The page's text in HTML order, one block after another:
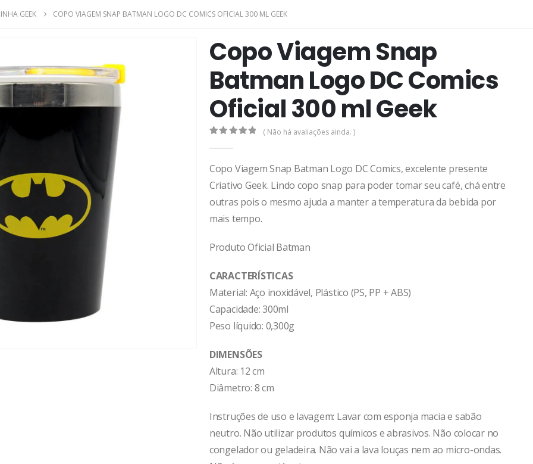
GEEK COPO VIAGEM SNAP BATMAN LOGO DC COMICS OFICIAL 300 ML GEEK
Copo Viagem Snap
Batman Logo DC Comics
Oficial 300 ml Geek
( Não há avaliações ainda. )
Copo Viagem Snap Batman Logo DC Comics, excelente presente
Criativo Geek. Lindo copo snap para poder tomar seu café, chá entre
outras pois o mesmo ajuda a manter a temperatura da bebida por
mais tempo.
Produto Oficial Batman
CARACTERÍSTICAS
Material: Aço inoxidável, Plástico (PS, PP + ABS)
Capacidade: 300ml
Peso líquido: 0,300g
DIMENSÕES
Altura: 12 cm
Diâmetro: 8 cm
Instruções de uso e lavagem: Lavar com esponja macia e sabão
neutro. Não utilizar produtos químicos e abrasivos. Não colocar no
congelador ou geladeira. Não vai a lava louças nem ao micro-ondas.